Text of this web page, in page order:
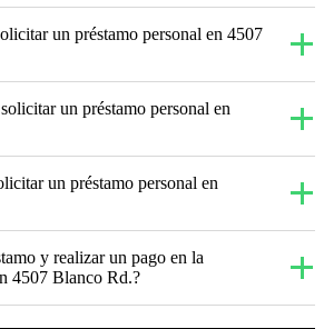
un préstamo personal en 4507
un préstamo personal en
un préstamo personal en
y realizar un pago en la
4507 Blanco Rd.?